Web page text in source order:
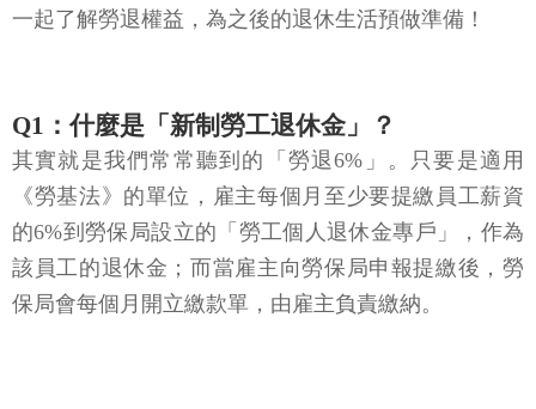
一起了解勞退權益，為之後的退休生活預做準備！
Q1：什麼是「新制勞工退休金」？
其實就是我們常常聽到的「勞退6%」。只要是適用
《勞基法》的單位，雇主每個月至少要提繳員工薪資
的6%到勞保局設立的「勞工個人退休金專戶」，作為
該員工的退休金；而當雇主向勞保局申報提繳後，勞
保局會每個月開立繳款單，由雇主負責繳納。